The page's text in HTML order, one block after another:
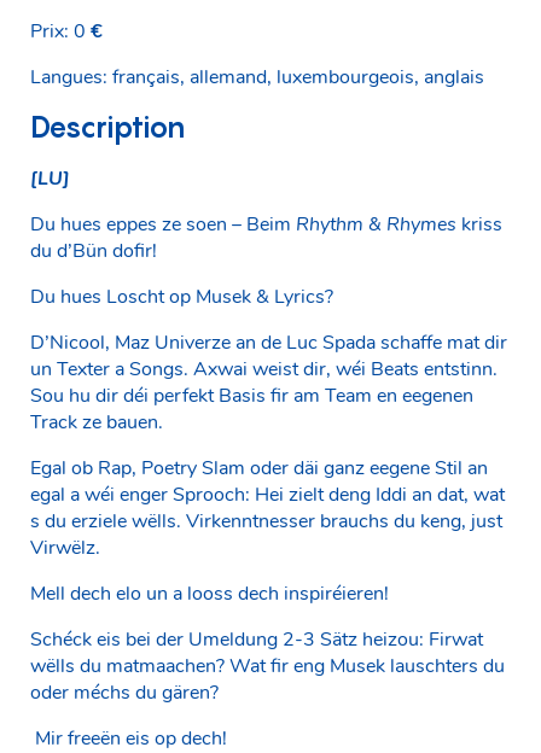
Prix: 0 €
Langues: français, allemand, luxembourgeois, anglais
Description
[LU]
Du hues eppes ze soen – Beim Rhythm & Rhymes kriss
du d’Bün dofir!
Du hues Loscht op Musek & Lyrics?
D’Nicool, Maz Univerze an de Luc Spada schaffe mat dir
un Texter a Songs. Axwai weist dir, wéi Beats entstinn.
Sou hu dir déi perfekt Basis fir am Team en eegenen
Track ze bauen.
Egal ob Rap, Poetry Slam oder däi ganz eegene Stil an
egal a wéi enger Sprooch: Hei zielt deng Iddi an dat, wat
s du erziele wëlls. Virkenntnesser brauchs du keng, just
Virwëlz.
Mell dech elo un a looss dech inspiréieren!
Schéck eis bei der Umeldung 2-3 Sätz heizou: Firwat
wëlls du matmaachen? Wat fir eng Musek lauschters du
oder méchs du gären?
Mir freeën eis op dech!